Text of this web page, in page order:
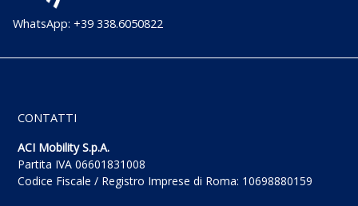
WhatsApp: +39 338.6050822
CONTATTI
ACI Mobility S.p.A.
Partita IVA 06601831008
Codice Fiscale / Registro Imprese di Roma: 10698880159